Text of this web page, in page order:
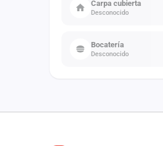
Carpa cubierta
Desconocido
Bocatería
Desconocido